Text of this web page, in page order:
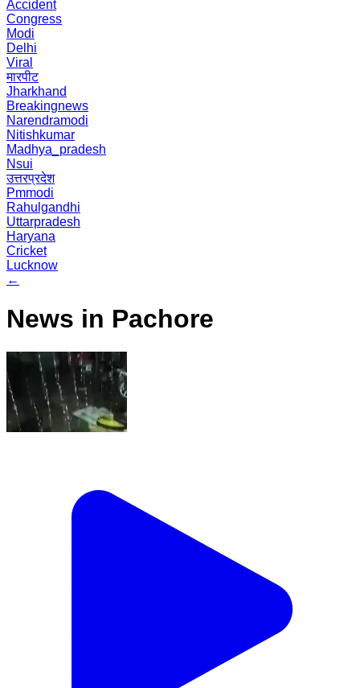
Accident
Congress
Modi
Delhi
Viral
मारपीट
Jharkhand
Breakingnews
Narendramodi
Nitishkumar
Madhya_pradesh
Nsui
उत्तरप्रदेश
Pmmodi
Rahulgandhi
Uttarpradesh
Haryana
Cricket
Lucknow
←
News in Pachore